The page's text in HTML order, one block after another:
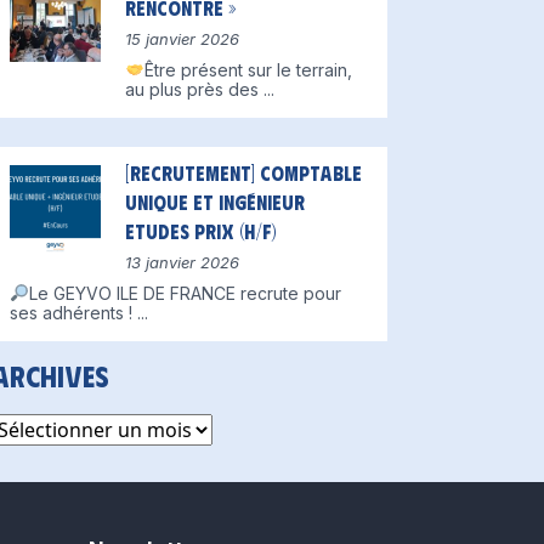
Rencontre »
15 janvier 2026
Être présent sur le terrain,
au plus près des ...
[Recrutement] Comptable
unique et Ingénieur
Etudes Prix (H/F)
13 janvier 2026
Le GEYVO ILE DE FRANCE recrute pour
ses adhérents ! ...